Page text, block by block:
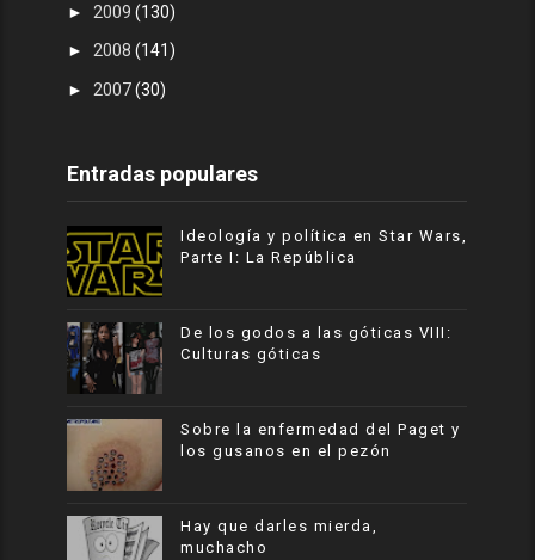
► 2009(130)
► 2008(141)
► 2007(30)
Entradas populares
Ideología y política en Star Wars,
Parte I: La República
De los godos a las góticas VIII:
Culturas góticas
Sobre la enfermedad del Paget y
los gusanos en el pezón
Hay que darles mierda,
muchacho